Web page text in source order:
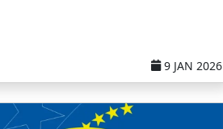
9 JAN 2026